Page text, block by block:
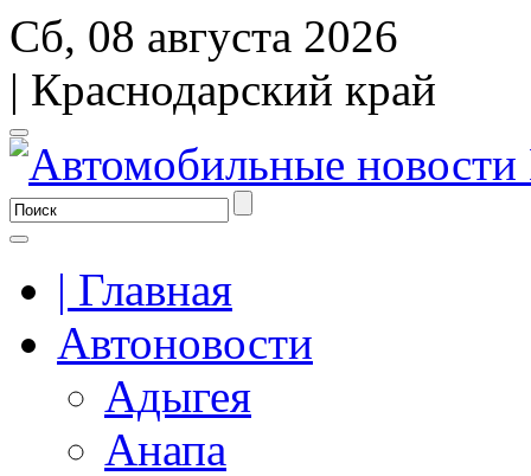
Сб, 08 августа 2026
| Краснодарский край
| Главная
Автоновости
Адыгея
Анапа